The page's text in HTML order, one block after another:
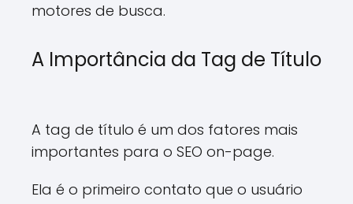
motores de busca.
A Importância da Tag de Título
A tag de título é um dos fatores mais
importantes para o SEO on-page.
Ela é o primeiro contato que o usuário